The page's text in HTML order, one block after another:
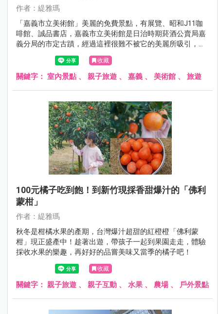
作者：緹雅瑪
「嘉義市立美術館」美麗的免費景點，有展覽、昭和J11咖
啡館、誠品書店，嘉義市立美術館是日治時期菸酒公賣局嘉
義分局的市定古蹟，經過這裡很難不被它的美麗所吸引，搭
乘台鐵至嘉義車站再步行過來只要3分鐘。
收藏
關鍵字： 室內景點 、 親子旅遊 、 嘉義 、 美術館 、 旅遊
100元橘子吃到飽！到新竹現採香甜爆汁的「佛利
蒙柑」
作者：緹雅瑪
秋冬是柑橘水果的產期，台灣爆汁超甜的紅橙橙「佛利蒙
柑」現正盛產中！趁著出遊，帶孩子一起到果園走走，體驗
採收水果的樂趣，再好好的品嘗美味又當季的橘子吧！
收藏
關鍵字： 親子旅遊 、 親子互動 、 水果 、 農場 、 戶外景點